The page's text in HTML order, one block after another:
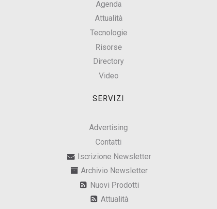
Agenda
Attualità
Tecnologie
Risorse
Directory
Video
SERVIZI
Advertising
Contatti
Iscrizione Newsletter
Archivio Newsletter
Nuovi Prodotti
Attualità